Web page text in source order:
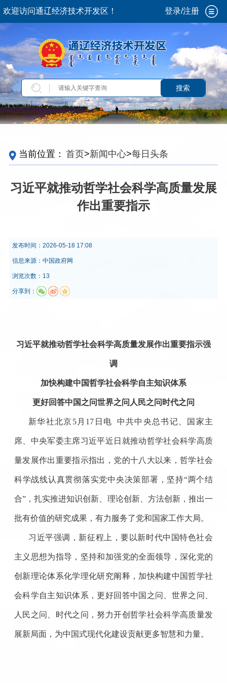
欢迎访问通辽经济技术开发区！ 登录/注册
搜索
当前位置： 首页>新闻中心>每日头条
习近平就推动哲学社会科学高质量发展
作出重要指示
发布时间： 2026-05-18 17:08
信息来源： 中国政府网
浏览次数：13
分享到：
习近平就推动哲学社会科学高质量发展作出重要指示强
调
加快构建中国哲学社会科学自主知识体系
更好回答中国之问世界之问人民之问时代之问
新华社北京5月17日电 中共中央总书记、国家主
席、中央军委主席习近平近日就推动哲学社会科学高质
量发展作出重要指示指出，党的十八大以来，哲学社会
科学战线认真贯彻落实党中央决策部署，坚持“两个结
合”，扎实推进知识创新、理论创新、方法创新，推出一
批有价值的研究成果，有力服务了党和国家工作大局。
习近平强调，新征程上，要以新时代中国特色社会
主义思想为指导，坚持和加强党的全面领导，深化党的
创新理论体系化学理化研究阐释，加快构建中国哲学社
会科学自主知识体系，更好回答中国之问、世界之问、
人民之问、时代之问，努力开创哲学社会科学高质量发
展新局面，为中国式现代化建设贡献更多智慧和力量。